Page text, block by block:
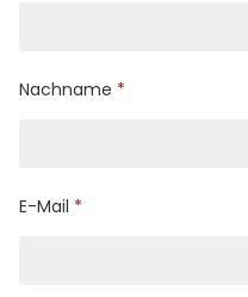
Nachname
E-Mail